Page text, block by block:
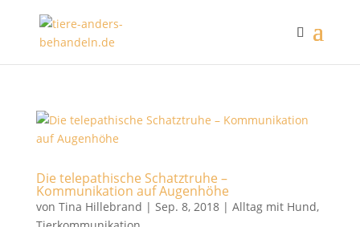
Die telepathische Schatztruhe –
Kommunikation auf Augenhöhe
von Tina Hillebrand | Sep. 8, 2018| Alltag mit Hund,